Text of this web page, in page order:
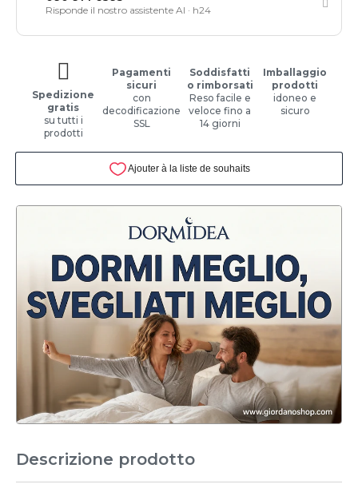
Risponde il nostro assistente AI · h24
Spedizione
gratis
su tutti i
prodotti
Pagamenti
sicuri
con
decodificazione
SSL
Soddisfatti
o rimborsati
Reso facile e
veloce fino a
14 giorni
Imballaggio
prodotti
idoneo e
sicuro
Descrizione prodotto